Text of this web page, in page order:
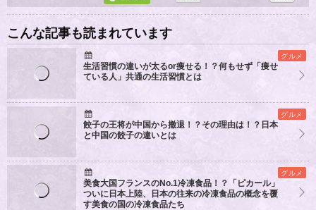
こんな記事も読まれています
グルメ
生活習慣の違いが太るor痩せる！？何もせず「痩せ
ている人」共通の生活習慣とは
グルメ
餃子の王将が中国から撤退！？その理由は！？日本
と中国の餃子の違いとは
グルメ
美食大国フランスのNo.1冷凍食品！？「ピカール」
ついに日本上陸、日本の往来の冷凍食品の概念を覆
す美食の国の冷凍食品たち